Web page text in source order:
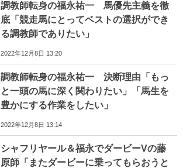
調教師転身の福永祐一 馬優先主義を徹
底「競走馬にとってベストの選択ができ
る調教師でありたい」
2022年12月8日 13:20
調教師転身の福永祐一 決断理由「もっ
と一頭の馬に深く関わりたい」「馬生を
豊かにする作業をしたい」
2022年12月8日 13:14
シャフリヤール＆福永でダービーVの藤
原師「またダービーに乗ってもらおうと